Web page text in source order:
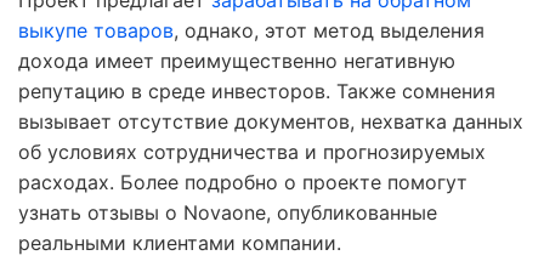
выкупе товаров, однако, этот метод выделения
дохода имеет преимущественно негативную
репутацию в среде инвесторов. Также сомнения
вызывает отсутствие документов, нехватка данных
об условиях сотрудничества и прогнозируемых
расходах. Более подробно о проекте помогут
узнать отзывы о Novaone, опубликованные
реальными клиентами компании.